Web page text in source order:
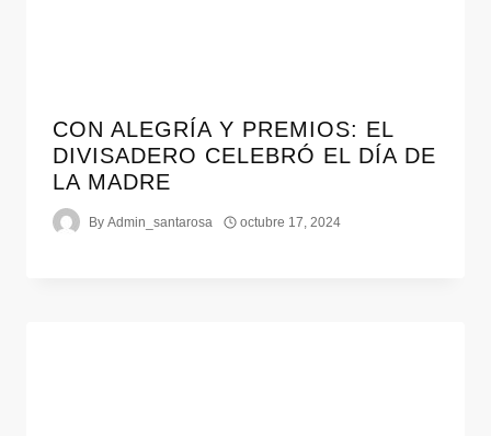
CON ALEGRÍA Y PREMIOS: EL
DIVISADERO CELEBRÓ EL DÍA DE
LA MADRE
By Admin_santarosa octubre 17, 2024